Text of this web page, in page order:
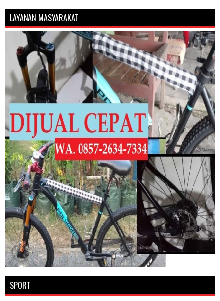
LAYANAN MASYARAKAT
SPORT